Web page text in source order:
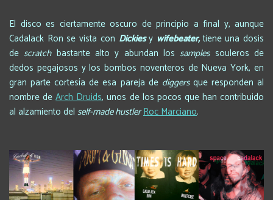
El disco es ciertamente oscuro de principio a final y, aunque
Cadalack Ron se vista con Dickiesy wifebeater,tiene una dosis
de scratchbastante alto y abundan los samplessouleros de
dedos pegajosos y los bombos noventeros de Nueva York, en
gran parte cortesía de esa pareja de diggersque responden al
nombre deArch Druids, unos de los pocos que han contribuido
al alzamiento del self-made hustlerRoc Marciano.